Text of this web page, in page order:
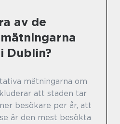
av de
Dublin?
mätningarna om
att staden tar
besökare per år, att
är den mest besökta